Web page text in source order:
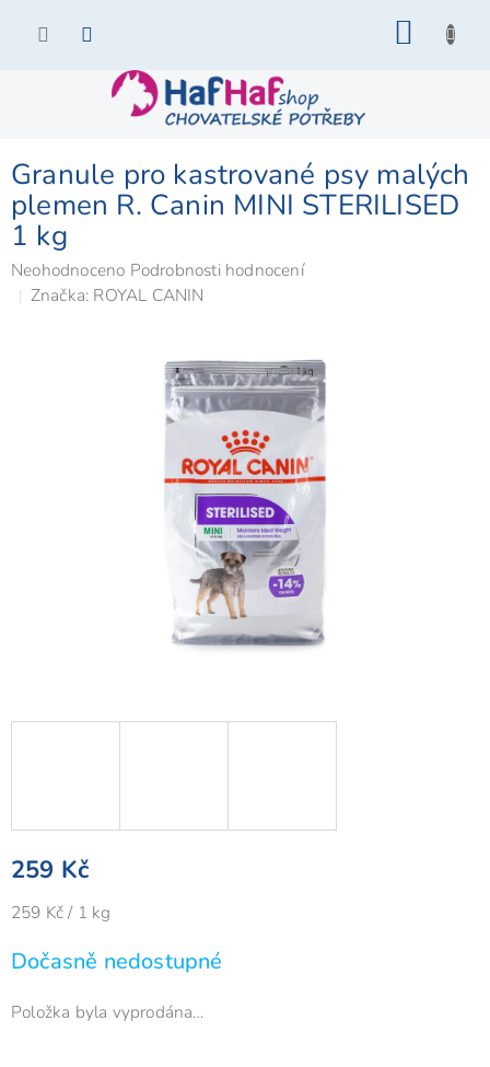
Granule pro kastrované psy malých
plemen R. Canin MINI STERILISED
1 kg
Průměrné
hodnocení
Neohodnoceno Podrobnosti hodnocení
Značka: ROYAL CANIN
259 Kč
Měrná
259 Kč / 1 kg
Dočasně nedostupné
Položka byla vyprodána…